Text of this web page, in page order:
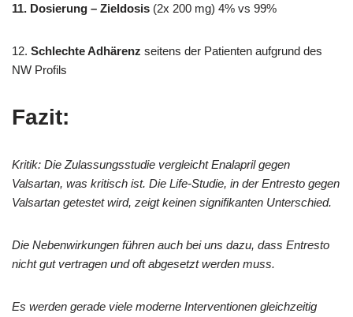
11. Dosierung – Zieldosis (2x 200 mg) 4% vs 99%
12. Schlechte Adhärenz seitens der Patienten aufgrund des
NW Profils
Fazit:
Kritik: Die Zulassungsstudie vergleicht Enalapril gegen
Valsartan, was kritisch ist. Die Life-Studie, in der Entresto gegen
Valsartan getestet wird, zeigt keinen signifikanten Unterschied.
Die Nebenwirkungen führen auch bei uns dazu, dass Entresto
nicht gut vertragen und oft abgesetzt werden muss.
Es werden gerade viele moderne Interventionen gleichzeitig